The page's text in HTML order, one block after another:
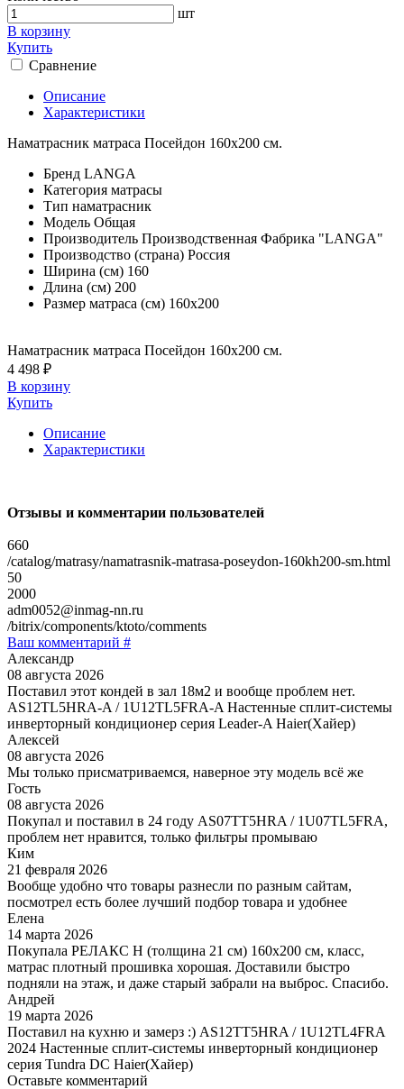
шт
В корзину
Купить
Сравнение
Описание
Характеристики
Наматрасник матраса Посейдон 160х200 см.
Бренд LANGA
Категория матрасы
Тип наматрасник
Модель Общая
Производитель Производственная Фабрика "LANGA"
Производство (страна) Россия
Ширина (см) 160
Длина (см) 200
Размер матраса (см) 160х200
Наматрасник матраса Посейдон 160х200 см.
4 498 ₽
В корзину
Купить
Описание
Характеристики
Отзывы и комментарии пользователей
660
/catalog/matrasy/namatrasnik-matrasa-poseydon-160kh200-sm.html
50
2000
adm0052@inmag-nn.ru
/bitrix/components/ktoto/comments
Ваш комментарий #
Александр
08 августа 2026
Поставил этот кондей в зал 18м2 и вообще проблем нет.
AS12TL5HRA-A / 1U12TL5FRA-A Настенные сплит-системы
инверторный кондиционер серия Leader-A Haier(Хайер)
Алексей
08 августа 2026
Мы только присматриваемся, наверное эту модель всё же
Гость
08 августа 2026
Покупал и поставил в 24 году AS07TT5HRA / 1U07TL5FRA,
проблем нет нравится, только фильтры промываю
Ким
21 февраля 2026
Вообще удобно что товары разнесли по разным сайтам,
посмотрел есть более лучший подбор товара и удобнее
Елена
14 марта 2026
Покупала РЕЛАКС Н (толщина 21 см) 160х200 см, класс,
матрас плотный прошивка хорошая. Доставили быстро
подняли на этаж, и даже старый забрали на выброс. Спасибо.
Андрей
19 марта 2026
Поставил на кухню и замерз :) AS12TT5HRA / 1U12TL4FRA
2024 Настенные сплит-системы инверторный кондиционер
серия Tundra DC Haier(Хайер)
Оставьте комментарий